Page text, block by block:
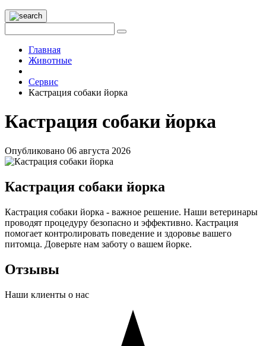
Главная
Животные
Cервис
Кастрация собаки йорка
Кастрация собаки йорка
Опубликовано 06 августа 2026
Кастрация собаки йорка
Кастрация собаки йорка - важное решение. Наши ветеринары
проводят процедуру безопасно и эффективно. Кастрация
помогает контролировать поведение и здоровье вашего
питомца. Доверьте нам заботу о вашем йорке.
Отзывы
Наши клиенты о нас